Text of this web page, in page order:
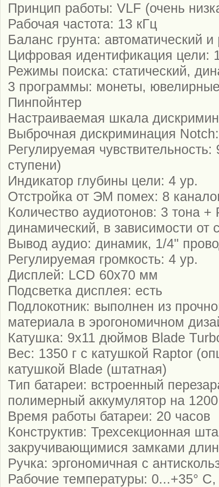
Принцип работы: VLF (очень
Рабочая частота: 13 кГц
Баланс грунта: автоматический и
Цифровая идентификация цели:
Режимы поиска: статический,
3 программы: монеты,
Пинпойнтер
Настраиваемая шкала
Выброчная дискриминация
Регулируемая
ступени)
Индикатор глубины цели: 4 ур.
Отстройка от ЭМ помех: 8
Количество аудиотонов: 3 тона +
динамический, в зависимости от
Вывод аудио: динамик, 1/4"
Регулируемая громкость: 4 ур.
Дисплей: LCD 60х70 мм
Подсветка дисплея: есть
Подлокотник: выполнен из
материала в эрогономичном
Катушка: 9х11 дюймов Blade
Вес: 1350 г с катушкой Raptor
катушкой Blade (штатная)
Тип батареи: встроенный
полимерный аккумулятор на
Время работы батареи: 20 часов
Конструктив: Трехсекционная
закручивающимися замками
Ручка: эргономичная с
Рабочие температуры: 0...+35°